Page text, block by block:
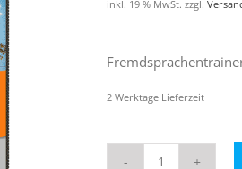
12,99 €
inkl. 19 % MwSt. zzgl.
2 Werktage Lieferzeit